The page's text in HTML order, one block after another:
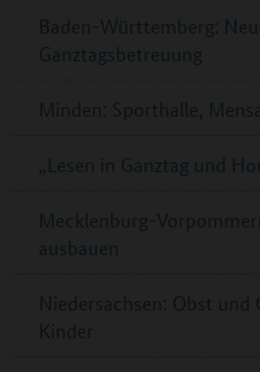
Baden-Württemberg:
Ganztagsbetreuung
Minden: Sporthalle,
„Lesen in Ganztag und
Mecklenburg-
ausbauen
Niedersachsen: Obst und
Kinder